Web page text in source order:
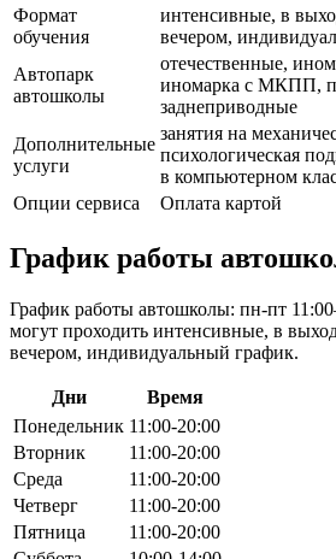
Формат
обучения
интенсивные, в
вечером,
Автопарк
автошколы
отечественные,
иномарка с МКПП,
заднеприводные
Дополнительные
услуги
занятия на
психологическая
в компьютерном
Опции сервиса
Оплата картой
График работы
График работы автошколы: пн-пт
могут проходить интенсивные, в
вечером, индивидуальный график.
Дни
Время
Понедельник 11:00-20:00
Вторник
11:00-20:00
Среда
11:00-20:00
Четверг
11:00-20:00
Пятница
11:00-20:00